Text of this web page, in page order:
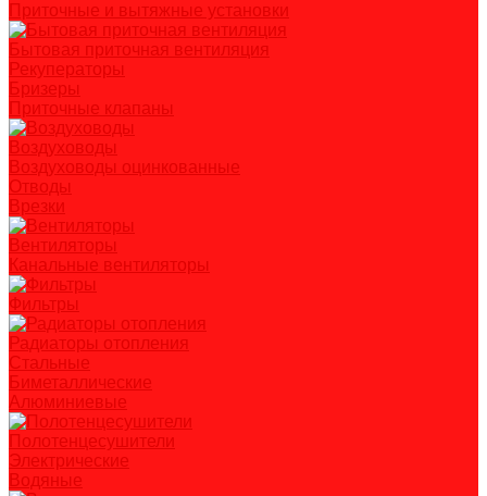
Приточные и вытяжные установки
Бытовая приточная вентиляция
Рекуператоры
Бризеры
Приточные клапаны
Воздуховоды
Воздуховоды оцинкованные
Отводы
Врезки
Вентиляторы
Канальные вентиляторы
Фильтры
Радиаторы отопления
Стальные
Биметаллические
Алюминиевые
Полотенцесушители
Электрические
Водяные